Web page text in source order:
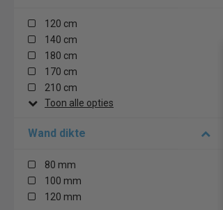
120 cm
140 cm
180 cm
170 cm
210 cm
Toon alle opties
Wand dikte
80 mm
100 mm
120 mm